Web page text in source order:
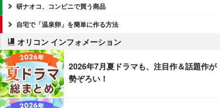
研ナオコ、コンビニで買う商品
自宅で「温泉卵」を簡単に作る方法
オリコン インフォメーション
2026年7月夏ドラマも、注目作＆話題作が
勢ぞろい！